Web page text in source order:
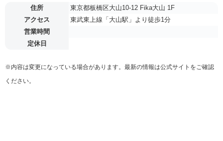
住所
東京都板橋区大山10-12 Fika大山 1F
アクセス
東武東上線「大山駅」より徒歩1分
営業時間
定休日
※内容は変更になっている場合があります。最新の情報は公式サイトをご確認
ください。